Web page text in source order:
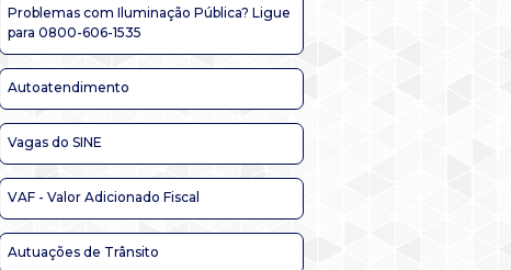
Problemas com Iluminação Pública? Ligue
para 0800-606-1535
Autoatendimento
Vagas do SINE
VAF - Valor Adicionado Fiscal
Autuações de Trânsito